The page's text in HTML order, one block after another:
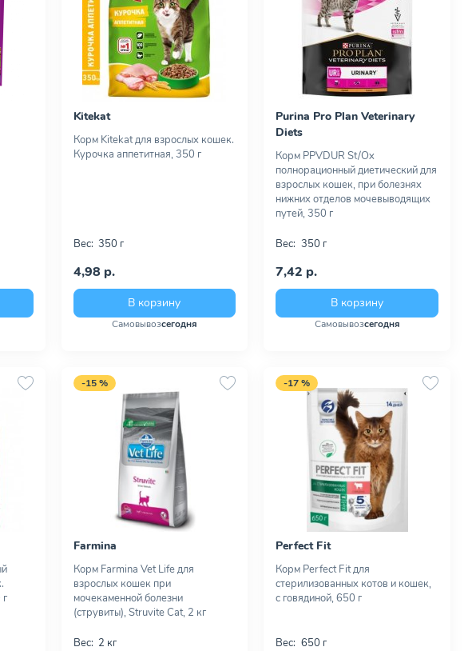
Kitekat
Корм Kitekat для взрослых кошек.
Курочка аппетитная, 350 г
Вес: 350 г
4,98 р.
В корзину
Самовывозсегодня
Purina Pro Plan Veterinary
Diets
Корм PPVDUR St/Ox
полнорационный диетический для
взрослых кошек, при болезнях
нижних отделов мочевыводящих
путей, 350 г
Вес: 350 г
7,42 р.
В корзину
Самовывозсегодня
-15 %
Farmina
Корм Farmina Vet Life для
взрослых кошек при
мочекаменной болезни
(струвиты), Struvite Cat, 2 кг
Вес: 2 кг
-17 %
Perfect Fit
Корм Perfect Fit для
стерилизованных котов и кошек,
с говядиной, 650 г
Вес: 650 г